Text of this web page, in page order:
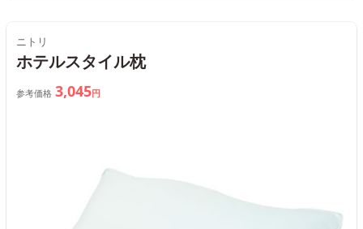
ニトリ
ホテルスタイル枕
参考価格 3,045円